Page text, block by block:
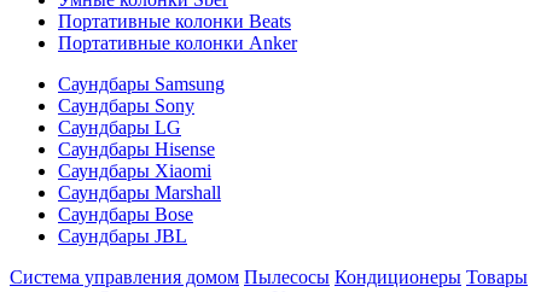
Портативные колонки Beats
Портативные колонки Anker
Саундбары Samsung
Саундбары Sony
Саундбары LG
Саундбары Hisense
Саундбары Xiaomi
Саундбары Marshall
Саундбары Bose
Саундбары JBL
Система управления домом Пылесосы Кондиционеры Товары